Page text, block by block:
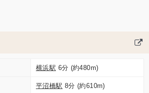
横浜駅 6分 (約480m)
平沼橋駅 8分 (約610m)